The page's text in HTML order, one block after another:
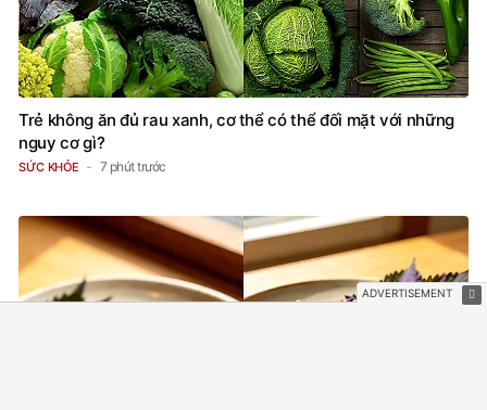
Trẻ không ăn đủ rau xanh, cơ thể có thể đối mặt với những
nguy cơ gì?
SỨC KHỎE 7 phút trước